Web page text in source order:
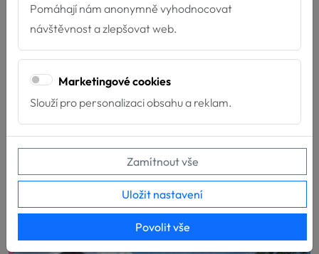
Děkujeme Nadaci ČEZ
15.4.2026
Díky podpoře Nadace ČEZ můžeme dál pomáhat tam,
kde je to nejvíce potřeba! Velmi si vá...
Pomáhají nám anonymně vyhodnocovat
návštěvnost a zlepšovat web.
Marketingové cookies
Slouží pro personalizaci obsahu a reklam.
Zamítnout vše
Uložit nastavení
Povolit vše